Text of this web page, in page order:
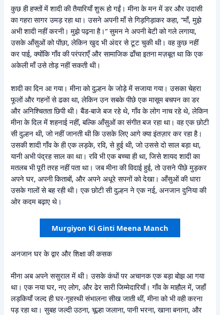
कुछ ही हफ्तों में शादी की तैयारियाँ शुरू हो गईं। मीना के मन में डर और उदासी
का गहरा सागर उमड़ रहा था। उसने अपनी माँ से गिड़गिड़ाकर कहा, “माँ, मुझे
अभी शादी नहीं करनी। मुझे पढ़ना है।” सुमन ने अपनी बेटी को गले लगाया,
उसके आँसुओं को पोंछा, लेकिन खुद भी अंदर से टूट चुकी थी। वह कुछ नहीं
कर पाई, क्योंकि गाँव की परंपराएँ और सामाजिक ढाँचा इतना मज़बूत था कि एक
अकेली माँ उसे तोड़ नहीं सकती थी।
शादी का दिन आ गया। मीना को दुल्हन के जोड़े में सजाया गया। उसका चेहरा
फूलों और गहनों से ढका था, लेकिन उन सबके पीछे एक मासूम बचपन का डर
और अनिश्चितता छिपी थी। बैंड-बाजे बज रहे थे, गाँव के लोग नाच रहे थे, लेकिन
मीना के दिल में शहनाई नहीं, बल्कि आँसुओं का संगीत बज रहा था। वह एक छोटी
सी दुल्हन थी, जो नहीं जानती थी कि उसके लिए आगे क्या इंतज़ार कर रहा है।
उसकी शादी गाँव के ही एक लड़के, रवि, से हुई थी, जो उससे दो साल बड़ा था,
यानी अभी पंद्रह साल का था। रवि भी एक बच्चा ही था, जिसे शायद शादी का
मतलब भी पूरी तरह नहीं पता था। जब मीना की विदाई हुई, तो उसने पीछे मुड़कर
अपने घर, अपनी किताबों, और अपने अधूरे सपनों को देखा। आँसुओं की धारा
उसके गालों से बह रही थी। एक छोटी सी दुल्हन ने एक नई, अनजान दुनिया की
ओर कदम बढ़ाए थे।
Murgiyon Ki Ginti Meena Manch
अनजान घर के द्वार और शिक्षा की कसक
मीना अब अपने ससुराल में थी। उसके कंधों पर अचानक एक बड़ा बोझ आ गया
था। एक नया घर, नए लोग, और ढेर सारी जिम्मेदारियाँ। गाँव के माहौल में, जहाँ
लड़कियाँ जल्द ही घर-गृहस्थी संभालना सीख जाती थीं, मीना को भी वही करना
पड़ रहा था। सुबह जल्दी उठना, चूल्हा जलाना, पानी भरना, खाना बनाना, और